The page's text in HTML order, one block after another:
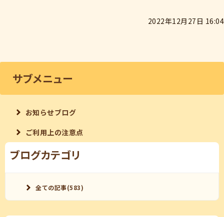
2022年12月27日 16:04
サブメニュー
お知らせブログ
ご利用上の注意点
ブログカテゴリ
全ての記事(583)